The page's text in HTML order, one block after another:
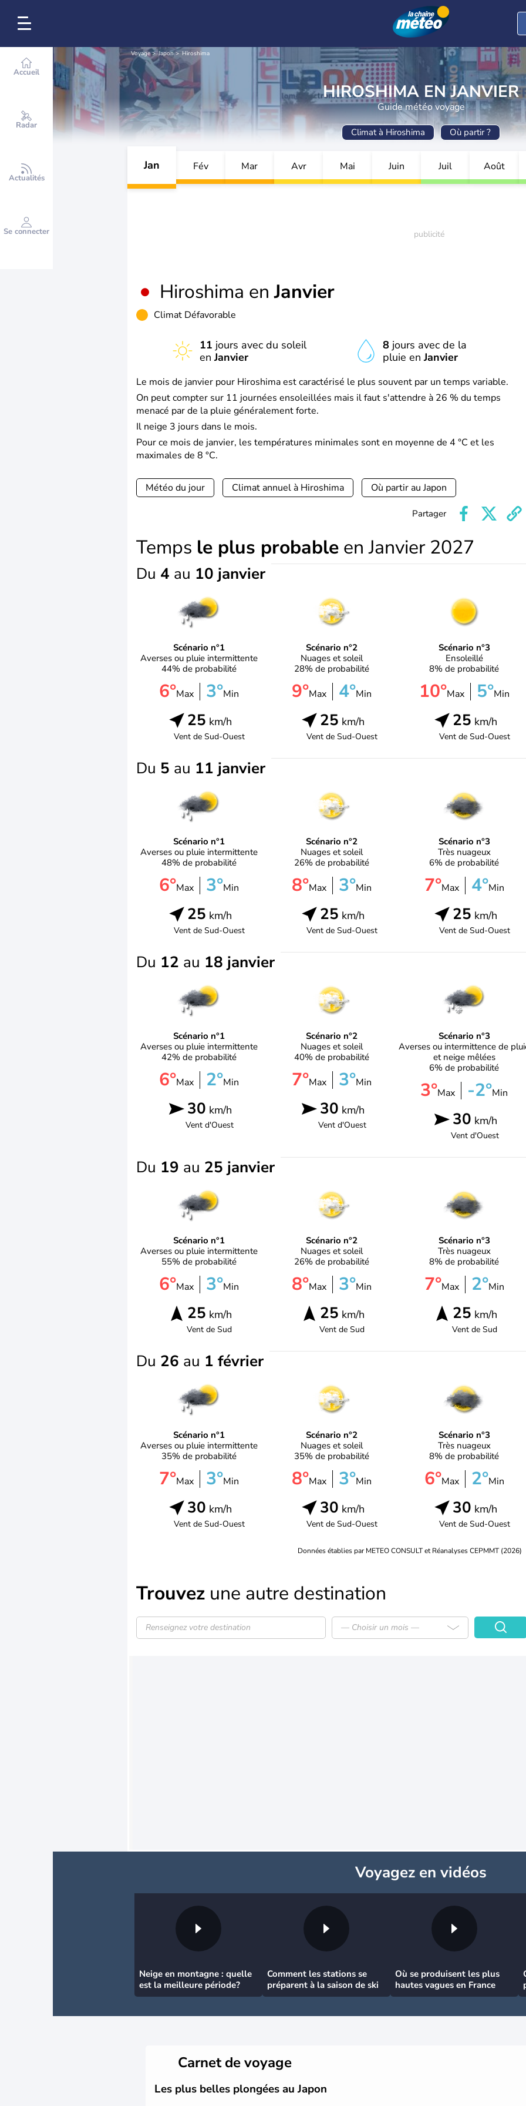
Accueil
Radar
Actualités
Se connecter
Voyage Japon Hiroshima
HIROSHIMA EN JANVIER
Guide météo voyage
Climat à Hiroshima Où partir ?
Jan Fév Mar Avr Mai Juin Juil Août
Hiroshima enJanvier
Climat Défavorable
11 jours avec du soleil
enJanvier
8 jours avec de la
pluie enJanvier
Le mois de janvier pour Hiroshima est caractérisé le plus souvent par un temps variable.
On peut compter sur 11 journées ensoleillées mais il faut s'attendre à 26 % du temps
menacé par de la pluie généralement forte.
Il neige 3 jours dans le mois.
Pour ce mois de janvier, les températures minimales sont en moyenne de 4 °C et les
maximales de 8 °C.
Météo du jour Climat annuel à Hiroshima Où partir au Japon
Partager
Temps le plus probable en Janvier 2027
Du 4 au 10 janvier
Scénario n°1
Averses ou pluie intermittente
44% de probabilité
6°Max 3°Min
25 km/h
Vent deSud-Ouest
Scénario n°2
Nuages et soleil
28% de probabilité
9°Max 4°Min
25 km/h
Vent deSud-Ouest
Scénario n°3
Ensoleillé
8% de probabilité
10°Max 5°Min
25 km/h
Vent deSud-Ouest
Du 5 au 11 janvier
Scénario n°1
Averses ou pluie intermittente
48% de probabilité
6°Max 3°Min
25 km/h
Vent deSud-Ouest
Scénario n°2
Nuages et soleil
26% de probabilité
8°Max 3°Min
25 km/h
Vent deSud-Ouest
Scénario n°3
Très nuageux
6% de probabilité
7°Max 4°Min
25 km/h
Vent deSud-Ouest
Du 12 au 18 janvier
Scénario n°1
Averses ou pluie intermittente
42% de probabilité
6°Max 2°Min
30 km/h
Vent d'Ouest
Scénario n°2
Nuages et soleil
40% de probabilité
7°Max 3°Min
30 km/h
Vent d'Ouest
Scénario n°3
Averses ou intermittence de
et neige mêlées
6% de probabilité
3°Max -2°Min
30 km/h
Vent d'Ouest
Du 19 au 25 janvier
Scénario n°1
Averses ou pluie intermittente
55% de probabilité
6°Max 3°Min
25 km/h
Vent deSud
Scénario n°2
Nuages et soleil
26% de probabilité
8°Max 3°Min
25 km/h
Vent deSud
Scénario n°3
Très nuageux
8% de probabilité
7°Max 2°Min
25 km/h
Vent deSud
Du 26 au 1 février
Scénario n°1
Averses ou pluie intermittente
35% de probabilité
7°Max 3°Min
30 km/h
Vent deSud-Ouest
Scénario n°2
Nuages et soleil
35% de probabilité
8°Max 3°Min
30 km/h
Vent deSud-Ouest
Scénario n°3
Très nuageux
8% de probabilité
6°Max 2°Min
30 km/h
Vent deSud-Ouest
Données établies par METEO CONSULT et Réanalyses CEPMMT (2026)
Trouvez une autre destination
— Choisir un mois —
Voyagez en vidéos
Neige en montagne : quelle
est la meilleure période?
Comment les stations se
préparent à la saison de ski
Où se produisent les plus
hautes vagues en France
Carnet de voyage
Les plus belles plongées au Japon